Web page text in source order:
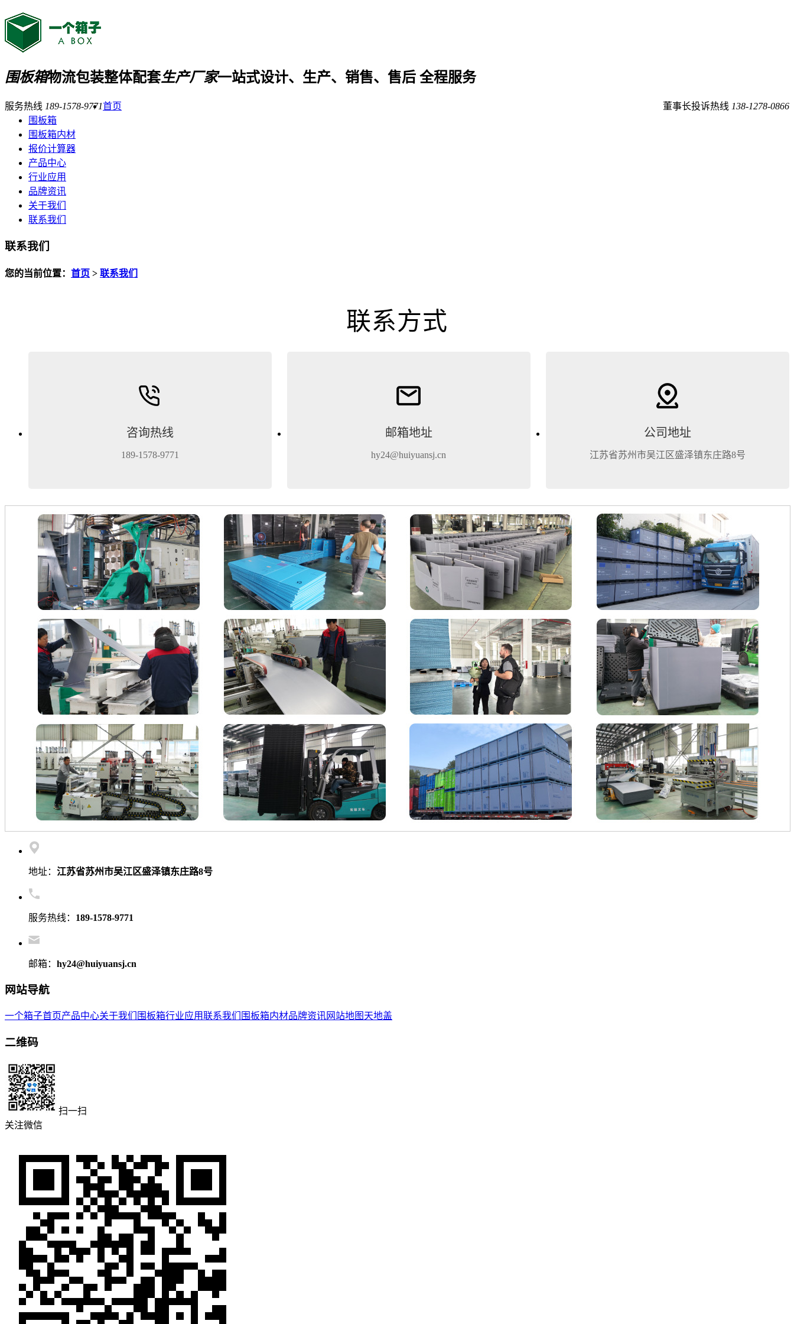
围板箱物流包装整体配套生产厂家一站式设计、生产、销售、售后 全程服务
服务热线 189-1578-9771 董事长投诉热线 138-1278-0866
首页
围板箱
围板箱内材
报价计算器
产品中心
行业应用
品牌资讯
关于我们
联系我们
联系我们
您的当前位置： 首页 > 联系我们
联系方式
咨询热线
189-1578-9771
邮箱地址
hy24@huiyuansj.cn
公司地址
江苏省苏州市吴江区盛泽镇东庄路8号
地址： 江苏省苏州市吴江区盛泽镇东庄路8号
服务热线： 189-1578-9771
邮箱： hy24@huiyuansj.cn
网站导航
一个箱子首页产品中心关于我们 围板箱行业应用联系我们 围板箱内材品牌资讯网站地图 天地盖
二维码
扫一扫
关注微信